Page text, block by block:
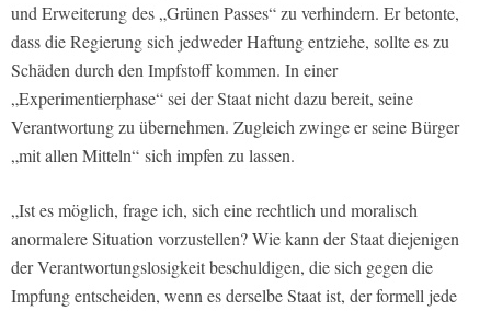
und Erweiterung des „Grünen Passes“ zu verhindern. Er betonte,
dass die Regierung sich jedweder Haftung entziehe, sollte es zu
Schäden durch den Impfstoff kommen. In einer
„Experimentierphase“ sei der Staat nicht dazu bereit, seine
Verantwortung zu übernehmen. Zugleich zwinge er seine Bürger
„mit allen Mitteln“ sich impfen zu lassen.
„Ist es möglich, frage ich, sich eine rechtlich und moralisch
anormalere Situation vorzustellen? Wie kann der Staat diejenigen
der Verantwortungslosigkeit beschuldigen, die sich gegen die
Impfung entscheiden, wenn es derselbe Staat ist, der formell jede